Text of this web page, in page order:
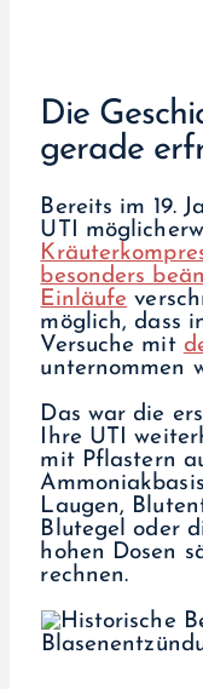
Die
gerade
Bereits im 19.
UTI
besonders
Einläufe
möglich, dass
Versuche mit
unternommen
Das war die
Ihre UTI
mit Pflastern
Laugen,
Blutegel oder
hohen Dosen
rechnen.